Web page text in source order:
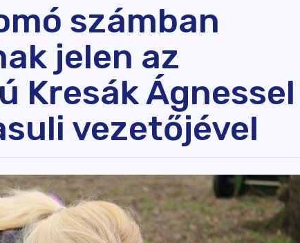
számban
jelen az
Kresák Ágnessel
vezetőjével